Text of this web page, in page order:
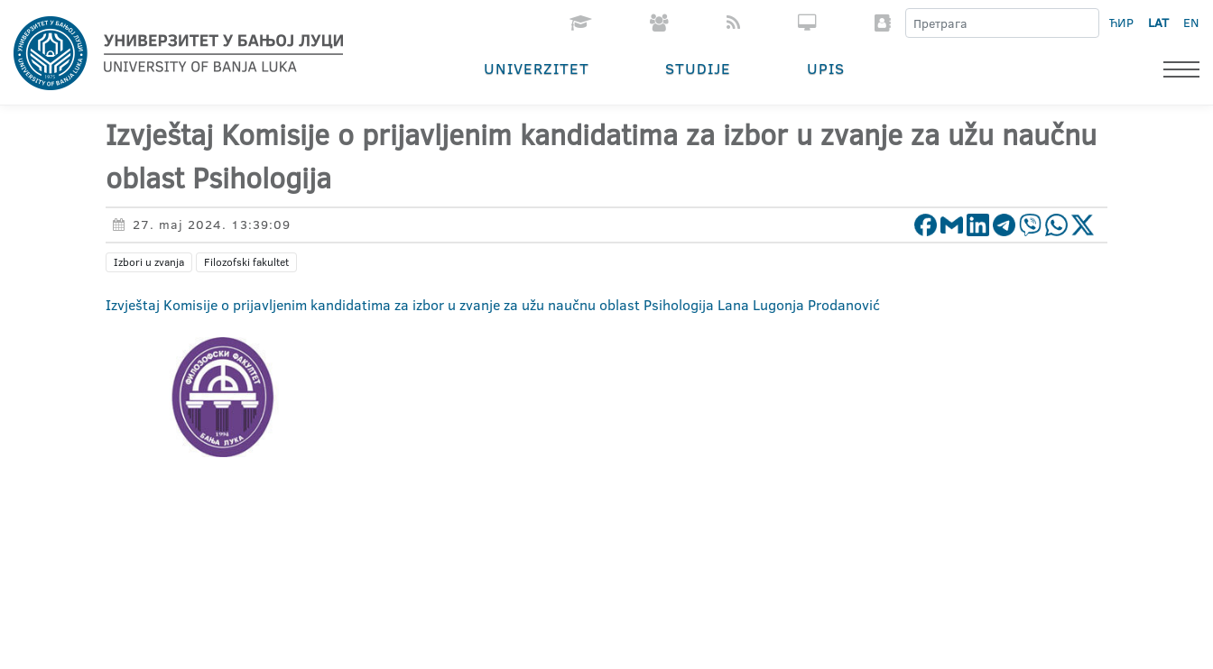
ЋИР LAT EN
UNIVERZITET STUDIJE UPIS
Izvještaj Komisije o prijavljenim kandidatima za izbor u zvanje za užu naučnu
oblast Psihologija
27. maj 2024. 13:39:09
Izbori u zvanja Filozofski fakultet
Izvještaj Komisije o prijavljenim kandidatima za izbor u zvanje za užu naučnu oblast Psihologija Lana Lugonja Prodanović